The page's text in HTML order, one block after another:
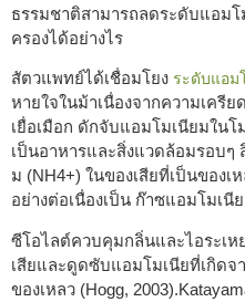
ธรรมชาติสามารถลดระดับแอม
ครองได้อย่างไร
สัตวแพทย์ได้เชื่อมโยง ระดับแอม
หายใจในม้าเนื่องจากความเครี
เยื่อเมือก ดักจับแอมโมเนียมใน
เป็นอาหารและสิ่งแวดล้อมรอบๆ
ม (NH4+) ในของเสียที่เป็นของ
อย่างต่อเนื่องเป็น ก๊าซแอมโมเนี
ซีโอไลต์ควบคุมกลิ่นและไอระเ
เสียและดูดซับแอมโมเนียที่เกิดจ
ของเหลว (Hogg,